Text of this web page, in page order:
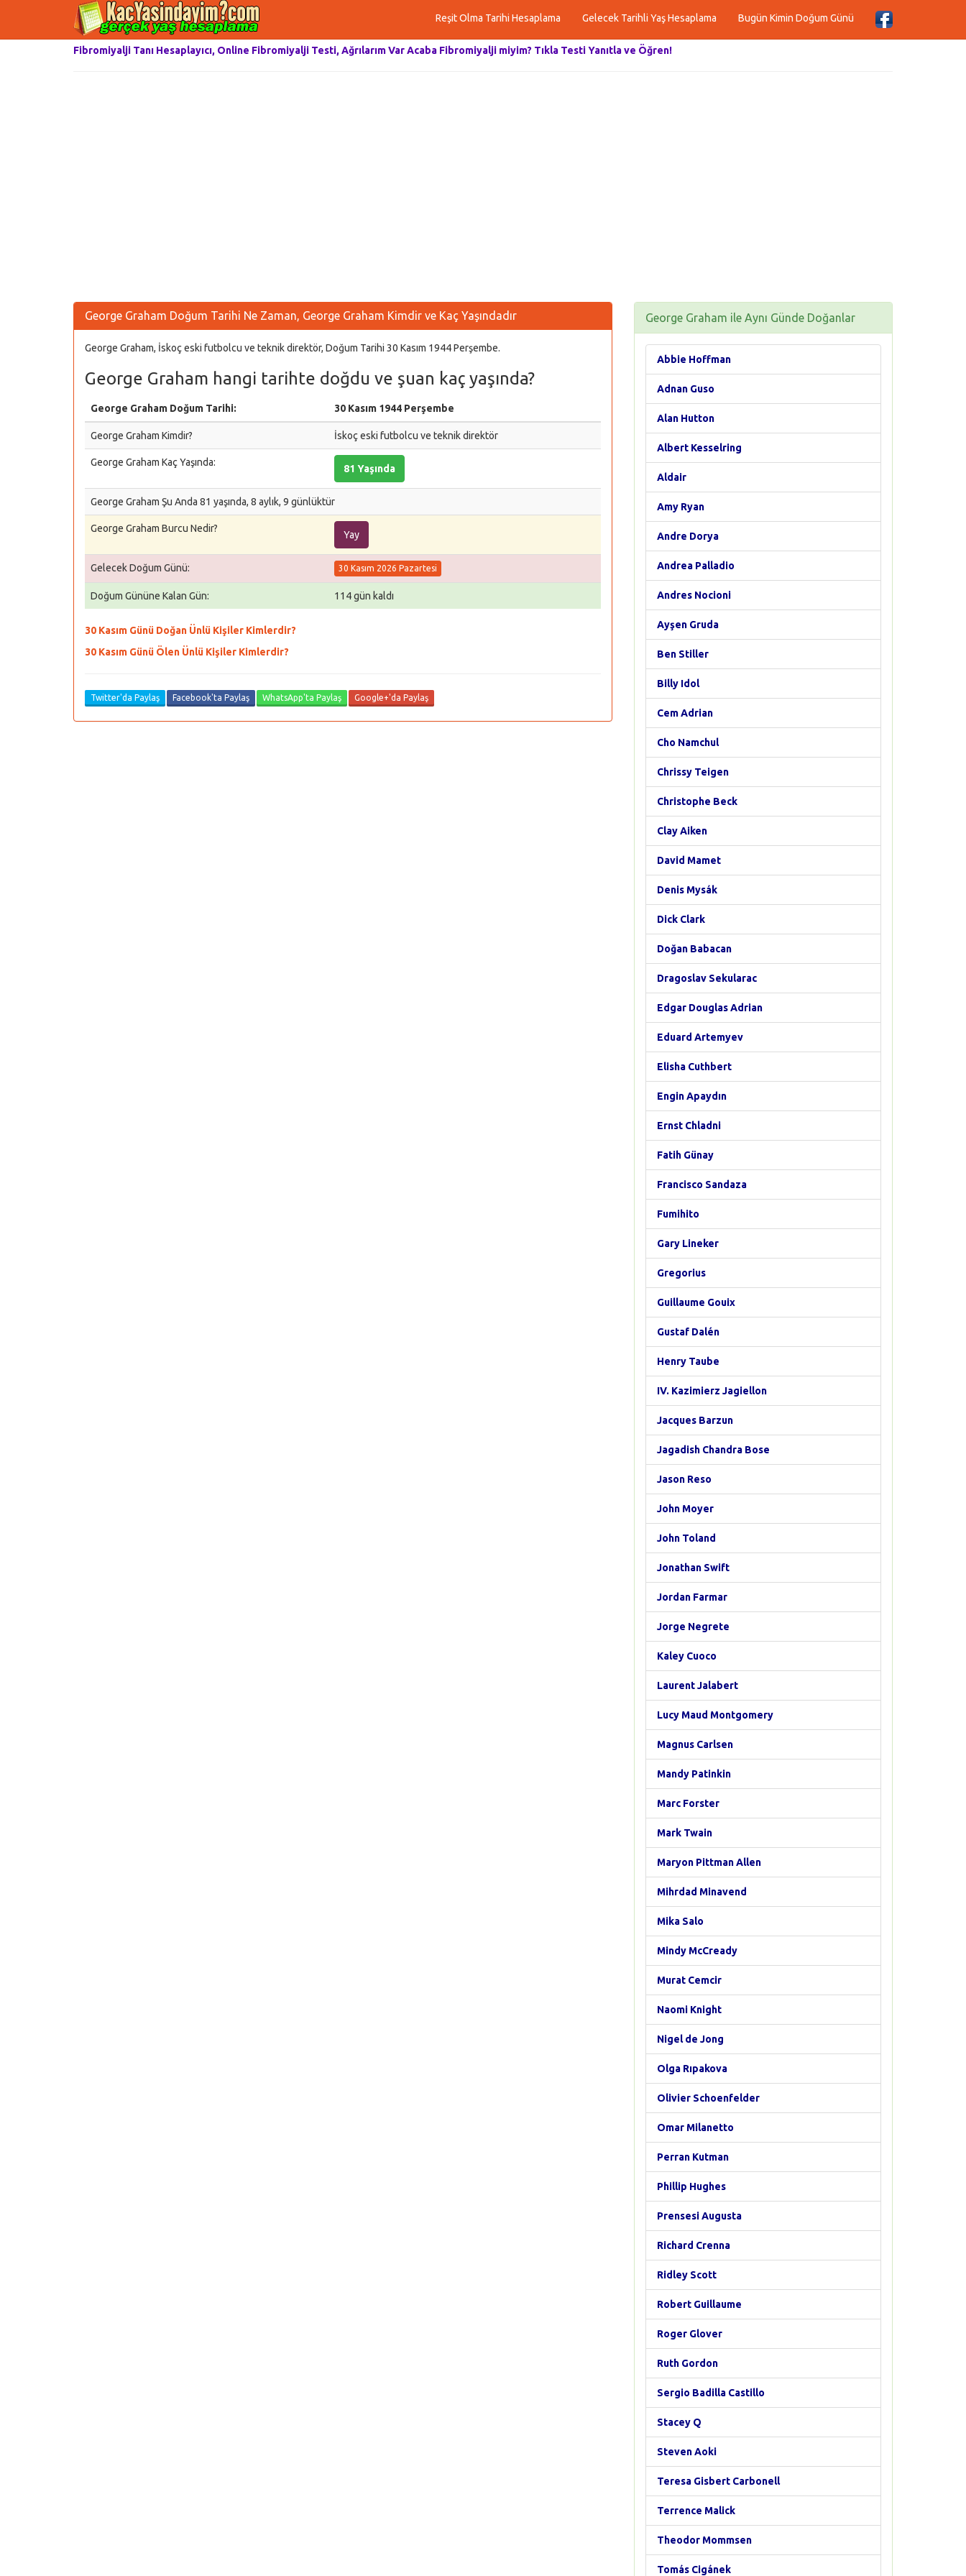
Reşit Olma Tarihi Hesaplama Gelecek Tarihli Yaş Hesaplama Bugün Kimin Doğum Günü
Fibromiyalji Tanı Hesaplayıcı, Online Fibromiyalji Testi, Ağrılarım Var Acaba Fibromiyalji miyim? Tıkla Testi Yanıtla ve Öğren!
George Graham Doğum Tarihi Ne Zaman, George Graham Kimdir ve Kaç Yaşındadır
George Graham, İskoç eski futbolcu ve teknik direktör, Doğum Tarihi 30 Kasım 1944 Perşembe.
George Graham hangi tarihte doğdu ve şuan kaç yaşında?
George Graham Doğum Tarihi: 30 Kasım 1944 Perşembe
George Graham Kimdir? İskoç eski futbolcu ve teknik direktör
George Graham Kaç Yaşında:
81 Yaşında
George Graham Şu Anda 81 yaşında, 8 aylık, 9 günlüktür
George Graham Burcu Nedir?
Yay
Gelecek Doğum Günü: 30 Kasım 2026 Pazartesi
Doğum Gününe Kalan Gün: 114 gün kaldı
30 Kasım Günü Doğan Ünlü Kişiler Kimlerdir?
30 Kasım Günü Ölen Ünlü Kişiler Kimlerdir?
Twitter'da Paylaş Facebook'ta Paylaş WhatsApp'ta Paylaş Google+'da Paylaş
George Graham ile Aynı Günde Doğanlar
Abbie Hoffman
Adnan Guso
Alan Hutton
Albert Kesselring
Aldair
Amy Ryan
Andre Dorya
Andrea Palladio
Andres Nocioni
Ayşen Gruda
Ben Stiller
Billy Idol
Cem Adrian
Cho Namchul
Chrissy Teigen
Christophe Beck
Clay Aiken
David Mamet
Denis Mysák
Dick Clark
Doğan Babacan
Dragoslav Sekularac
Edgar Douglas Adrian
Eduard Artemyev
Elisha Cuthbert
Engin Apaydın
Ernst Chladni
Fatih Günay
Francisco Sandaza
Fumihito
Gary Lineker
Gregorius
Guillaume Gouix
Gustaf Dalén
Henry Taube
IV. Kazimierz Jagiellon
Jacques Barzun
Jagadish Chandra Bose
Jason Reso
John Moyer
John Toland
Jonathan Swift
Jordan Farmar
Jorge Negrete
Kaley Cuoco
Laurent Jalabert
Lucy Maud Montgomery
Magnus Carlsen
Mandy Patinkin
Marc Forster
Mark Twain
Maryon Pittman Allen
Mihrdad Minavend
Mika Salo
Mindy McCready
Murat Cemcir
Naomi Knight
Nigel de Jong
Olga Rıpakova
Olivier Schoenfelder
Omar Milanetto
Perran Kutman
Phillip Hughes
Prensesi Augusta
Richard Crenna
Ridley Scott
Robert Guillaume
Roger Glover
Ruth Gordon
Sergio Badilla Castillo
Stacey Q
Steven Aoki
Teresa Gisbert Carbonell
Terrence Malick
Theodor Mommsen
Tomás Cigánek